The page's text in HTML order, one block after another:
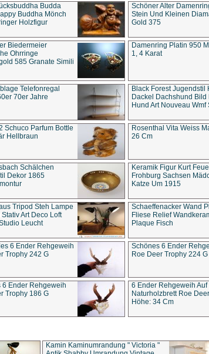
Budda
Buddha Mönch
Holzfigur
Schöner Alter
Stein Und Kleinen
Gold 375
Biedermeier
Ohrringe
585 Granate Simili
Damenring Platin 950
1, 4 Karat
Telefonregal
70er Jahre
Black Forest Jugendstil
Dackel Dachshund Bild
Hund Art Nouveau Wmf
Schuco Parfum Bottle
Hellbraun
Rosenthal Vita Weiss
26 Cm
Schälchen
Dekor 1865
Keramik Figur Kurt
Frohburg Sachsen
Katze Um 1915
Tripod Steh Lampe
Art Deco Loft
Leucht
Schaeffenacker Wand
Fliese Relief
Plaque Fisch
6 Ender Rehgeweih
Trophy 242 G
Schönes 6 Ender
Roe Deer Trophy 224 G
6 Ender Rehgeweih
Trophy 186 G
6 Ender Rehgeweih Auf
Naturholzbrett Roe
Höhe: 34 Cm
Kamin Kaminumrandung " Victoria "